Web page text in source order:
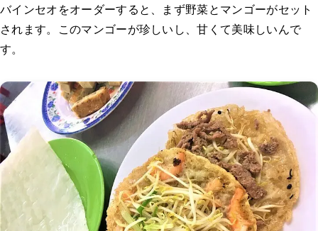
バインセオをオーダーすると、まず野菜とマンゴーがセット
されます。このマンゴーが珍しいし、甘くて美味しいんで
す。